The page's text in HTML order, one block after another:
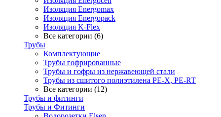
Изоляция Energomax
Изоляция Energopack
Изоляция K-Flex
Все категории (6)
Трубы
Комплектующие
Трубы гофрированные
Трубы и гофры из нержавеющей стали
Трубы из сшитого полиэтилена PE-X, PE-RT
Все категории (12)
Трубы и фитинги
Трубы и Фитинги